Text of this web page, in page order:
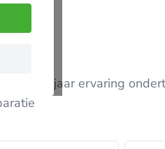
20 jaar ervaring